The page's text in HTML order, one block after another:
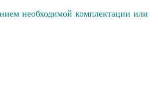
необходимой комплектации или